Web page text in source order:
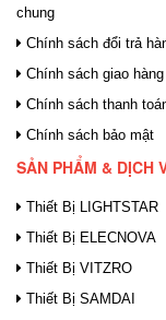
chung
Chính sách đổi trả
Chính sách giao hàng
Chính sách thanh
Chính sách bảo mật
SẢN PHẨM & DỊCH
Thiết Bị LIGHTSTAR
Thiết Bị ELECNOVA
Thiết Bị VITZRO
Thiết Bị SAMDAI